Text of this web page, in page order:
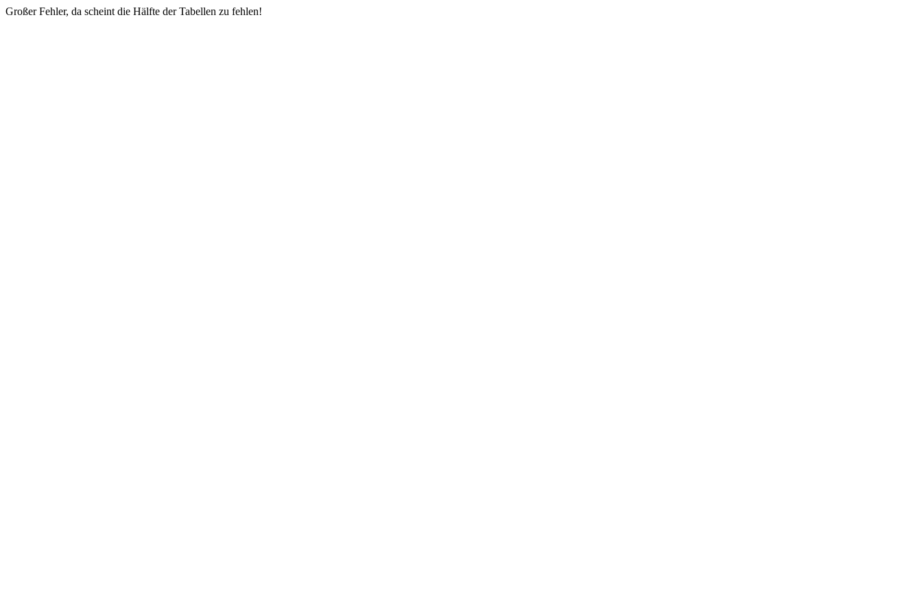
Großer Fehler, da scheint die Hälfte der Tabellen zu fehlen!